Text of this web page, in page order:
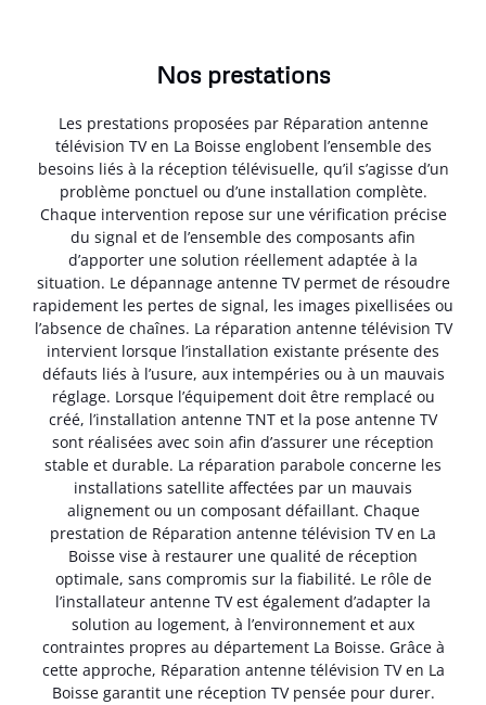
Nos prestations
Les prestations proposées par Réparation antenne
télévision TV en La Boisse englobent l’ensemble des
besoins liés à la réception télévisuelle, qu’il s’agisse d’un
problème ponctuel ou d’une installation complète.
Chaque intervention repose sur une vérification précise
du signal et de l’ensemble des composants afin
d’apporter une solution réellement adaptée à la
situation. Le dépannage antenne TV permet de résoudre
rapidement les pertes de signal, les images pixellisées ou
l’absence de chaînes. La réparation antenne télévision TV
intervient lorsque l’installation existante présente des
défauts liés à l’usure, aux intempéries ou à un mauvais
réglage. Lorsque l’équipement doit être remplacé ou
créé, l’installation antenne TNT et la pose antenne TV
sont réalisées avec soin afin d’assurer une réception
stable et durable. La réparation parabole concerne les
installations satellite affectées par un mauvais
alignement ou un composant défaillant. Chaque
prestation de Réparation antenne télévision TV en La
Boisse vise à restaurer une qualité de réception
optimale, sans compromis sur la fiabilité. Le rôle de
l’installateur antenne TV est également d’adapter la
solution au logement, à l’environnement et aux
contraintes propres au département La Boisse. Grâce à
cette approche, Réparation antenne télévision TV en La
Boisse garantit une réception TV pensée pour durer.